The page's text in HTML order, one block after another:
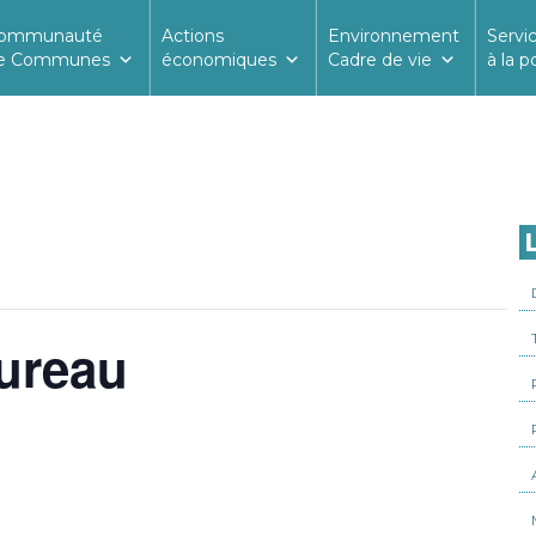
Communes
Actions
économiques
Environnement
Cadre de vie
à la